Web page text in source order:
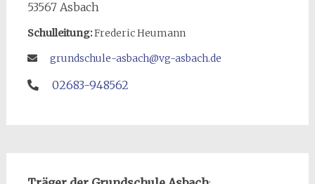
53567 Asbach
Schulleitung:Frederic Heumann
grundschule-asbach@vg-asbach.de
02683-948562